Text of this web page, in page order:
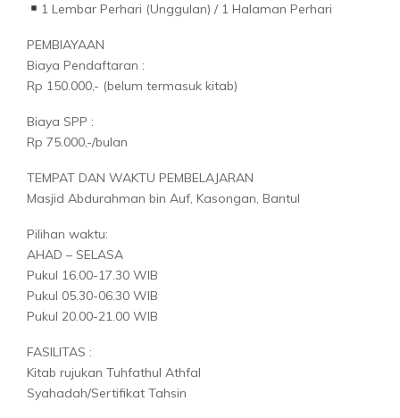
1 Lembar Perhari (Unggulan) / 1 Halaman Perhari
PEMBIAYAAN
Biaya Pendaftaran :
Rp 150.000,- (belum termasuk kitab)
Biaya SPP :
Rp 75.000,-/bulan
TEMPAT DAN WAKTU PEMBELAJARAN
Masjid Abdurahman bin Auf, Kasongan, Bantul
Pilihan waktu:
AHAD – SELASA
Pukul 16.00-17.30 WIB
Pukul 05.30-06.30 WIB
Pukul 20.00-21.00 WIB
FASILITAS :
Kitab rujukan Tuhfathul Athfal
Syahadah/Sertifikat Tahsin